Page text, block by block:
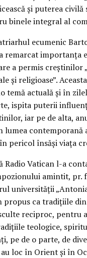
şi puterea civilă
binele integral al
ecumenic
remarcat importanţa
a permis creştinilor
şi religioase”.
temă actuală şi în
ispita puterii
iar pe de alta,
lumea contemporană
pericol însăşi viaţa
Radio Vatican l-a
amintit, pr.
universităţii
propus ca tradiţiile
reciproc, pentru
teologice,
pe de o parte, de
loc în Orient şi în